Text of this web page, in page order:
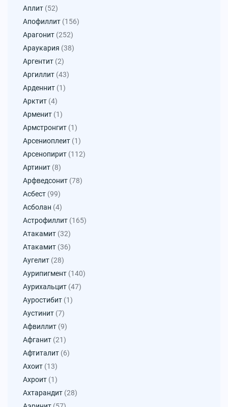
Аплит (52)
Апофиллит (156)
Арагонит (252)
Араукария (38)
Аргентит (2)
Аргиллит (43)
Арденнит (1)
Арктит (4)
Арменит (1)
Армстронгит (1)
Арсениоплеит (1)
Арсенопирит (112)
Артинит (8)
Арфведсонит (78)
Асбест (99)
Асболан (4)
Астрофиллит (165)
Атакамит (32)
Атакамит (36)
Аугелит (28)
Аурипигмент (140)
Аурихальцит (47)
Ауростибит (1)
Аустинит (7)
Афвиллит (9)
Афганит (21)
Афтиталит (6)
Ахоит (13)
Ахроит (1)
Ахтарандит (28)